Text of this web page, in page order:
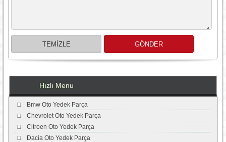
Hızlı Menu
Bmw Oto Yedek Parça
Chevrolet Oto Yedek Parça
Citroen Oto Yedek Parça
Dacia Oto Yedek Parça